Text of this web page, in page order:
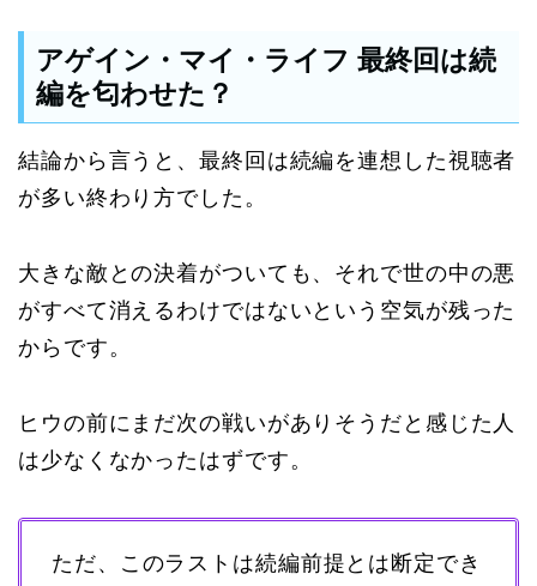
アゲイン・マイ・ライフ 最終回は続
編を匂わせた？
結論から言うと、最終回は続編を連想した視聴者
が多い終わり方でした。
大きな敵との決着がついても、それで世の中の悪
がすべて消えるわけではないという空気が残った
からです。
ヒウの前にまだ次の戦いがありそうだと感じた人
は少なくなかったはずです。
ただ、このラストは続編前提とは断定でき